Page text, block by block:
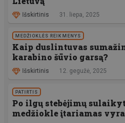
Išskirtinis 31. liepa, 2025
MEDŽIOKLĖS REIKMENYS
Kaip duslintuvas
karabino šūvio garsą?
Išskirtinis 12. gegužė, 2025
PATIRTIS
Po ilgų stebėjimų
medžiokle įtariamas